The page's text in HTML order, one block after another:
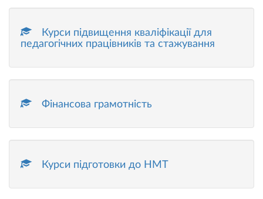
Курси підвищення кваліфікації для
педагогічних працівників та стажування
Фінансова грамотність
Курси підготовки до НМТ